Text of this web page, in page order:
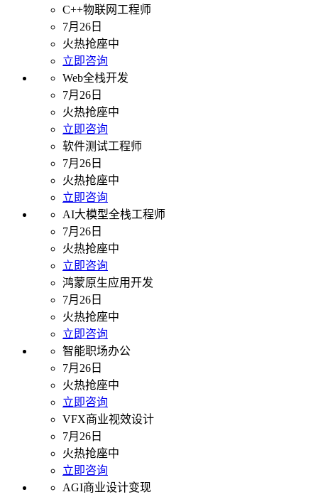
C++物联网工程师
7月26日
火热抢座中
立即咨询
Web全栈开发
7月26日
火热抢座中
立即咨询
软件测试工程师
7月26日
火热抢座中
立即咨询
AI大模型全栈工程师
7月26日
火热抢座中
立即咨询
鸿蒙原生应用开发
7月26日
火热抢座中
立即咨询
智能职场办公
7月26日
火热抢座中
立即咨询
VFX商业视效设计
7月26日
火热抢座中
立即咨询
AGI商业设计变现